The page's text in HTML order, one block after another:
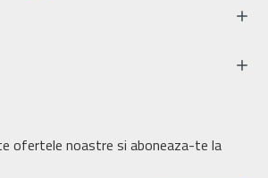
ofertele noastre si aboneaza-te la